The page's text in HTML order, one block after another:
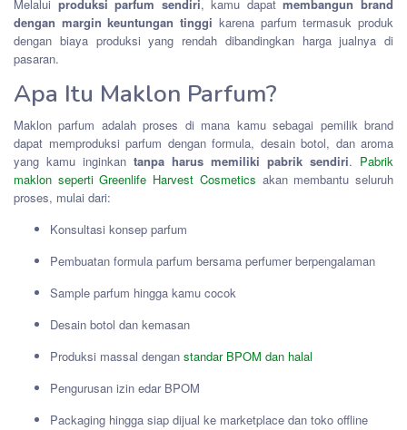
Melalui produksi parfum sendiri, kamu dapatmembangun brand
dengan margin keuntungan tinggi karena parfum termasuk produk
dengan biaya produksi yang rendah dibandingkan harga jualnya di
pasaran.
Apa Itu Maklon Parfum?
Maklon parfum adalah proses di mana kamu sebagai pemilik brand
dapat memproduksi parfum dengan formula, desain botol, dan aroma
yang kamu inginkan tanpa harus memiliki pabrik sendiri. Pabrik
maklon seperti Greenlife Harvest Cosmetics akan membantu seluruh
proses, mulai dari:
Konsultasi konsep parfum
Pembuatan formula parfum bersama perfumer berpengalaman
Sample parfum hingga kamu cocok
Desain botol dan kemasan
Produksi massal dengan standar BPOM dan halal
Pengurusan izin edar BPOM
Packaging hingga siap dijual ke marketplace dan toko offline